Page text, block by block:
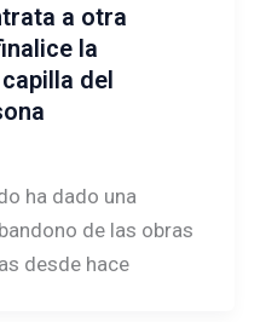
a otra
la
del
ha dado una
de las obras
desde hace